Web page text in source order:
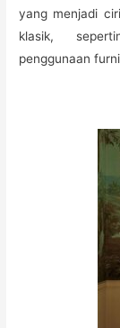
yang menjadi
klasik,
penggunaan